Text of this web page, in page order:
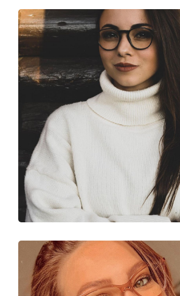
Larghezza montatura:
Lunghezza asta (Asta):
Ponte:
Peso:
Naselli regolabili:
Cerniere a molla:
Clip-on:
Accessori
Custodia:
Panno per pulizia:
Altro
Categorie:
Marca: